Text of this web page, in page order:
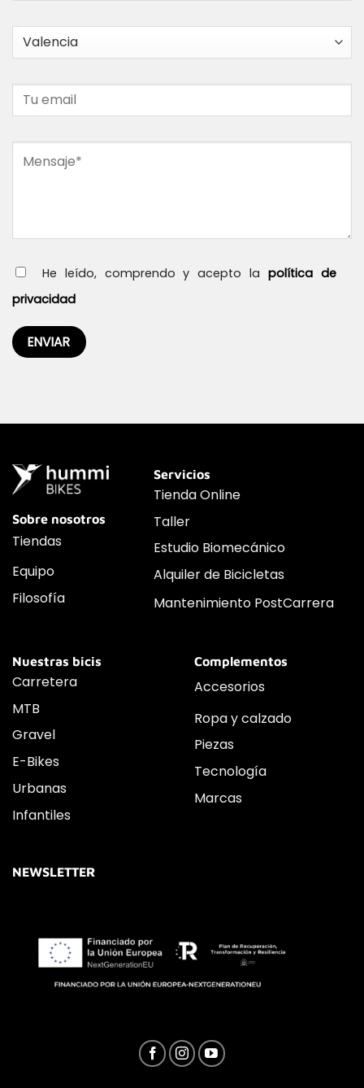
He leído, comprendo y acepto lapolítica de
privacidad
Sobre nosotros
Tiendas
Equipo
Filosofía
Servicios
Tienda Online
Taller
Estudio Biomecánico
Alquiler de Bicicletas
Mantenimiento PostCarrera
Nuestras bicis
Carretera
MTB
Gravel
E-Bikes
Urbanas
Infantiles
Complementos
Accesorios
Ropa y calzado
Piezas
Tecnología
Marcas
NEWSLETTER